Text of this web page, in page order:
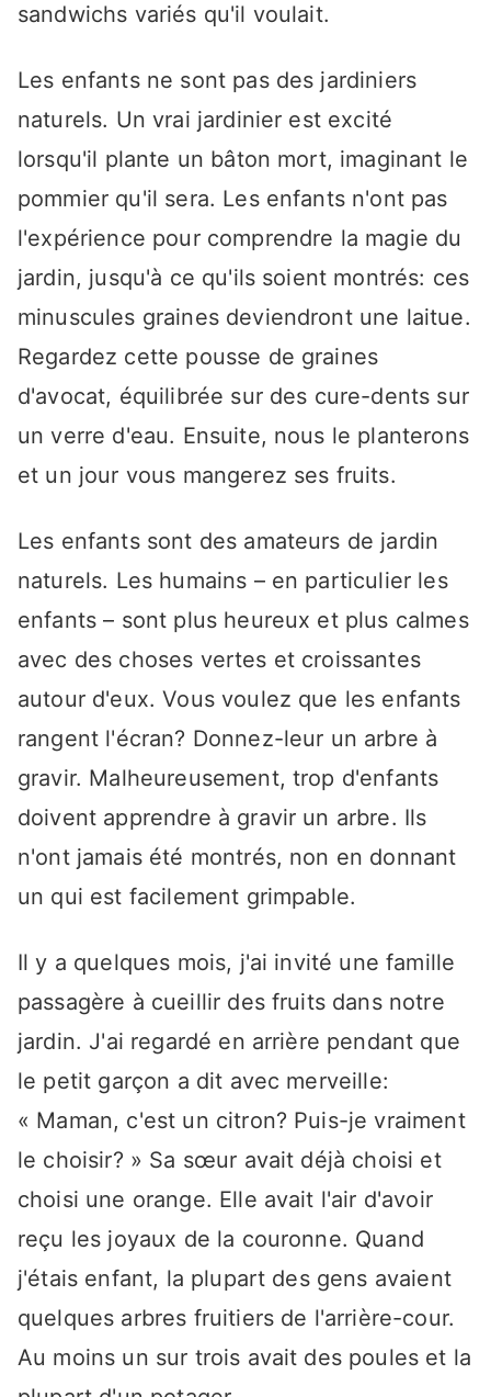
sandwichs variés qu'il voulait.
Les enfants ne sont pas des jardiniers
naturels. Un vrai jardinier est excité
lorsqu'il plante un bâton mort, imaginant le
pommier qu'il sera. Les enfants n'ont pas
l'expérience pour comprendre la magie du
jardin, jusqu'à ce qu'ils soient montrés: ces
minuscules graines deviendront une laitue.
Regardez cette pousse de graines
d'avocat, équilibrée sur des cure-dents sur
un verre d'eau. Ensuite, nous le planterons
et un jour vous mangerez ses fruits.
Les enfants sont des amateurs de jardin
naturels. Les humains – en particulier les
enfants – sont plus heureux et plus calmes
avec des choses vertes et croissantes
autour d'eux. Vous voulez que les enfants
rangent l'écran? Donnez-leur un arbre à
gravir. Malheureusement, trop d'enfants
doivent apprendre à gravir un arbre. Ils
n'ont jamais été montrés, non en donnant
un qui est facilement grimpable.
Il y a quelques mois, j'ai invité une famille
passagère à cueillir des fruits dans notre
jardin. J'ai regardé en arrière pendant que
le petit garçon a dit avec merveille:
« Maman, c'est un citron? Puis-je vraiment
le choisir? » Sa sœur avait déjà choisi et
choisi une orange. Elle avait l'air d'avoir
reçu les joyaux de la couronne. Quand
j'étais enfant, la plupart des gens avaient
quelques arbres fruitiers de l'arrière-cour.
Au moins un sur trois avait des poules et la